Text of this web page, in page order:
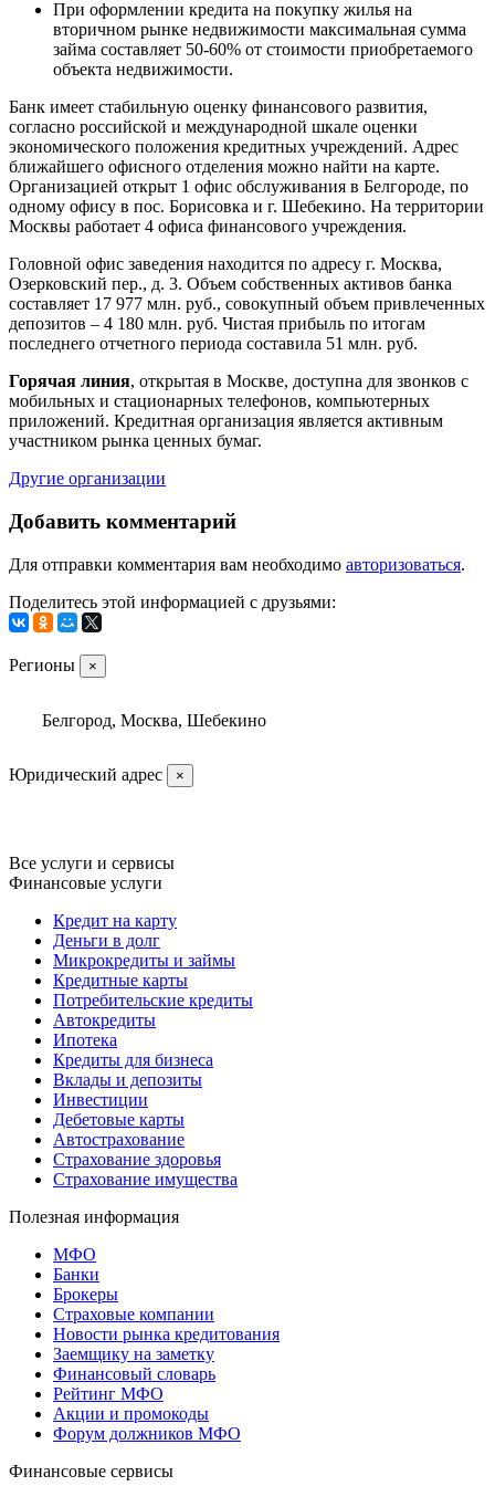
При оформлении кредита на покупку жилья на
вторичном рынке недвижимости максимальная сумма
займа составляет 50-60% от стоимости приобретаемого
объекта недвижимости.
Банк имеет стабильную оценку финансового развития,
согласно российской и международной шкале оценки
экономического положения кредитных учреждений. Адрес
ближайшего офисного отделения можно найти на карте.
Организацией открыт 1 офис обслуживания в Белгороде, по
одному офису в пос. Борисовка и г. Шебекино. На территории
Москвы работает 4 офиса финансового учреждения.
Головной офис заведения находится по адресу г. Москва,
Озерковский пер., д. 3. Объем собственных активов банка
составляет 17 977 млн. руб., совокупный объем привлеченных
депозитов – 4 180 млн. руб. Чистая прибыль по итогам
последнего отчетного периода составила 51 млн. руб.
Горячая линия, открытая в Москве, доступна для звонков с
мобильных и стационарных телефонов, компьютерных
приложений. Кредитная организация является активным
участником рынка ценных бумаг.
Другие организации
Добавить комментарий
Для отправки комментария вам необходимо авторизоваться.
Поделитесь этой информацией с друзьями:
Регионы ×
Белгород, Москва, Шебекино
Юридический адрес ×
Все услуги и сервисы
Финансовые услуги
Кредит на карту
Деньги в долг
Микрокредиты и займы
Кредитные карты
Потребительские кредиты
Автокредиты
Ипотека
Кредиты для бизнеса
Вклады и депозиты
Инвестиции
Дебетовые карты
Автострахование
Страхование здоровья
Страхование имущества
Полезная информация
МФО
Банки
Брокеры
Страховые компании
Новости рынка кредитования
Заемщику на заметку
Финансовый словарь
Рейтинг МФО
Акции и промокоды
Форум должников МФО
Финансовые сервисы